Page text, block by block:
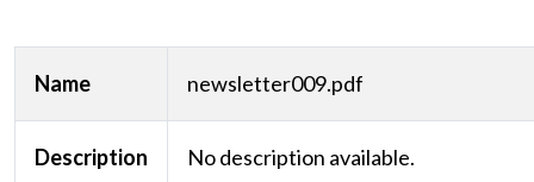
Name newsletter009.pdf
Description No description available.